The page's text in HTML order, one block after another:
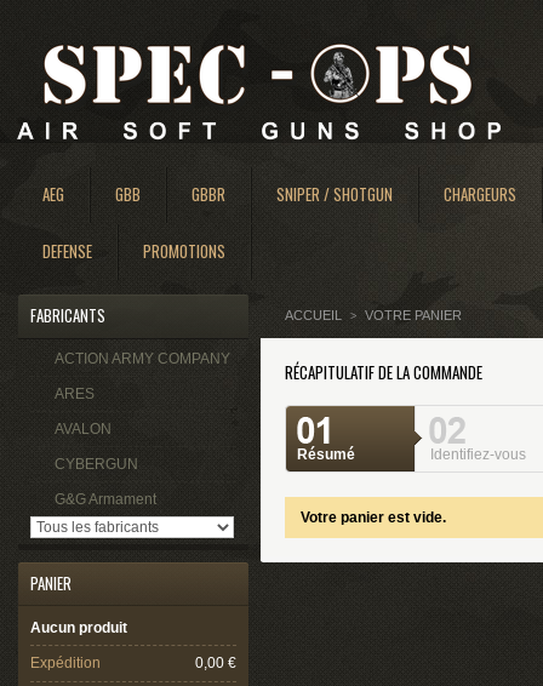
AEG GBB GBBR SNIPER / SHOTGUN CHARGEURS
DEFENSE PROMOTIONS
FABRICANTS
ACTION ARMY COMPANY
ARES
AVALON
CYBERGUN
G&G Armament
PANIER
Aucun produit
Expédition 0,00 €
ACCUEIL > VOTRE PANIER
RÉCAPITULATIF DE LA COMMANDE
Résumé Identifiez-vous
Votre panier est vide.